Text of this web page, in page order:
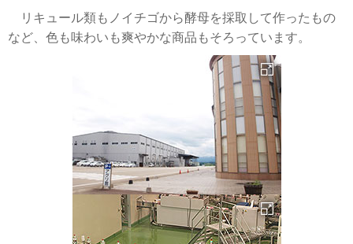
リキュール類もノイチゴから酵母を採取して作ったもの
など、色も味わいも爽やかな商品もそろっています。